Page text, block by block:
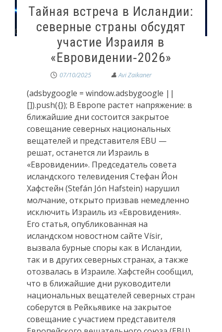
Тайная встреча в Исландии:
северные страны обсудят
участие Израиля в
«Евровидении‑2026»
07/10/2025
(adsbygoogle = window.adsbygoogle ||
[]).push({}); В Европе растет напряжение: в
ближайшие дни состоится закрытое
совещание северных национальных
вещателей и представителя EBU —
решат, останется ли Израиль в
«Евровидении». Председатель совета
исландского телевидения Стефан Йон
Хафстейн (Stefán Jón Hafstein) нарушил
молчание, открыто призвав немедленно
исключить Израиль из «Евровидения».
Его статья, опубликованная на
исландском новостном сайте Vísir,
вызвала бурные споры как в Исландии,
так и в других северных странах, а также
отозвалась в Израиле. Хафстейн сообщил,
что в ближайшие дни руководители
национальных вещателей северных стран
соберутся в Рейкьявике на закрытое
совещание с участием представителя